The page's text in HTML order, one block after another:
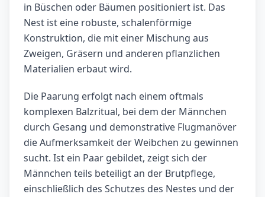
in Büschen oder Bäumen positioniert ist. Das
Nest ist eine robuste, schalenförmige
Konstruktion, die mit einer Mischung aus
Zweigen, Gräsern und anderen pflanzlichen
Materialien erbaut wird.
Die Paarung erfolgt nach einem oftmals
komplexen Balzritual, bei dem der Männchen
durch Gesang und demonstrative Flugmanöver
die Aufmerksamkeit der Weibchen zu gewinnen
sucht. Ist ein Paar gebildet, zeigt sich der
Männchen teils beteiligt an der Brutpflege,
einschließlich des Schutzes des Nestes und der